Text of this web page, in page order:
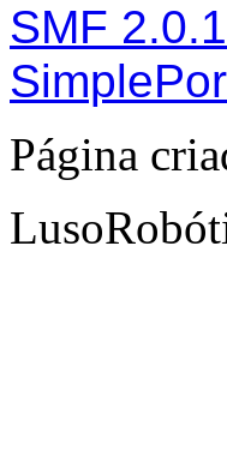
SMF
Página